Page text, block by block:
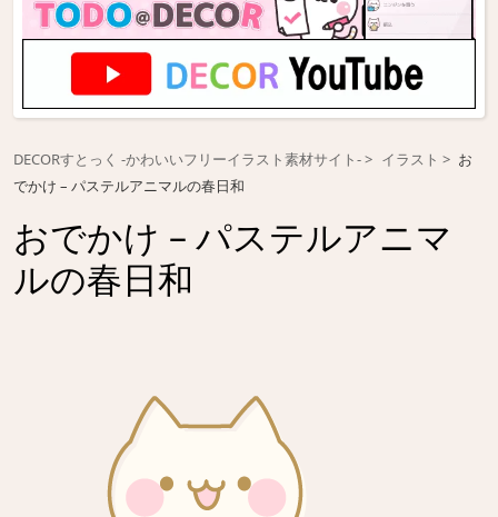
DECORすとっく -かわいいフリーイラスト素材サイト- イラスト
お
でかけ – パステルアニマルの春日和
おでかけ – パステルアニマ
ルの春日和